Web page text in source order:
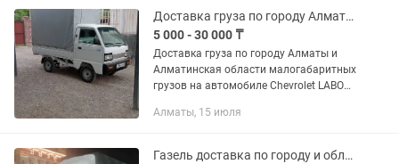
Доставка груза по городу Алматы и Алматинской области
5 000 - 30 000 ₸
Доставка груза по городу Алматы и
Алматинская области малогабаритных
грузов на автомобиле Chevrolet LABO
Высота-1.60 Длинна-2.20
постоянную...
Алматы, 15 июля
Газель доставка по городу и области с грузчиком и без доставим аккуратно